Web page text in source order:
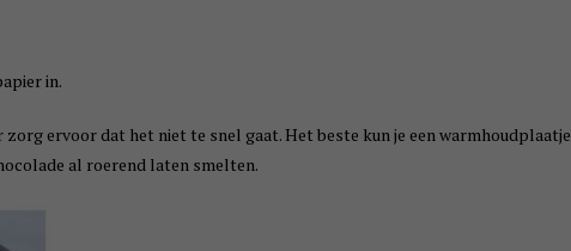
in.
zorg ervoor dat het niet te snel gaat. Het beste kun je een warmhoudplaatje
al roerend laten smelten.